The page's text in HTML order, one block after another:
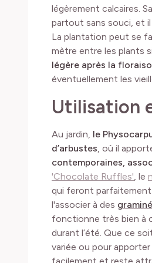
légèrement calcaires.
partout sans souci, et
La plantation peut se
mètre entre les plants
légère après la
éventuellement les
Utilisation
Au jardin, le
d’arbustes, où il
contemporaines,
'Chocolate Ruffles', le
qui feront
l'associer à des
fonctionne très bien à
durant l’été. Que ce
variée ou pour apporter